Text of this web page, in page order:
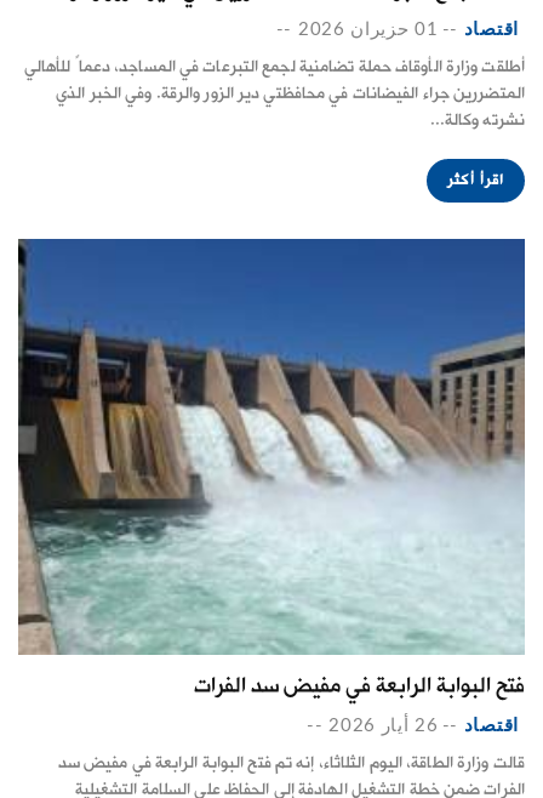
اقتصاد -- 01 حزيران 2026 --
أطلقت وزارة الأوقاف حملة تضامنية لجمع التبرعات في المساجد، دعماً للأهالي
المتضررين جراء الفيضانات في محافظتي دير الزور والرقة. وفي الخبر الذي
نشرته وكالة...
اقرأ أكثر
فتح البوابة الرابعة في مفيض سد الفرات
اقتصاد -- 26 أيار 2026 --
قالت وزارة الطاقة، اليوم الثلاثاء، إنه تم فتح البوابة الرابعة في مفيض سد
الفرات ضمن خطة التشغيل الهادفة إلى الحفاظ على السلامة التشغيلية